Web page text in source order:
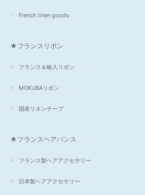
French linen goods
★フランスリボン
フランス＆輸入リボン
MOKUBAリボン
国産リネンテープ
★フランスヘアバンス
フランス製ヘアアクセサリー
日本製ヘアアクセサリー